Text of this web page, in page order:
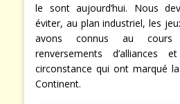
secteurs, n’auraient pu se
le sont aujourd’hui. Nous
éviter, au plan industriel, les
avons connus au
renversements d’alliances
circonstance qui ont marqué la